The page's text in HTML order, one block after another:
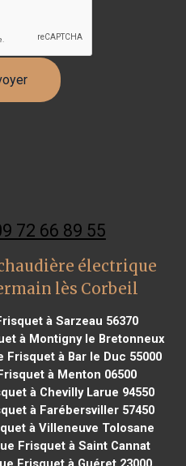
72 66 89 55
électrique
lès Corbeil
à Sarzeau 56370
à Montigny le Bretonneux
à Bar le Duc 55000
à Menton 06500
à Chevilly Larue 94550
à Farébersviller 57450
à Villeneuve Tolosane
Frisquet à Saint Cannat